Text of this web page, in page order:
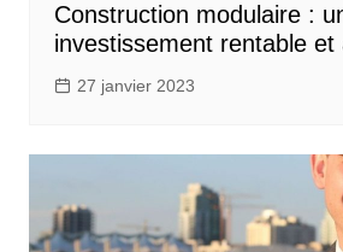
Construction modulaire :
investissement rentable et
27 janvier 2023